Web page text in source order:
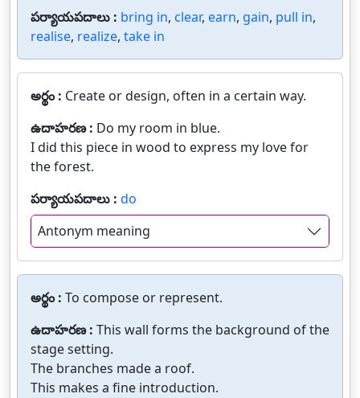
పర్యాయపదాలు : bring in, clear, earn, gain, pull in,
realise, realize, take in
అర్థం : Create or design, often in a certain way.
ఉదాహరణ : Do my room in blue.
I did this piece in wood to express my love for
the forest.
పర్యాయపదాలు : do
Antonym meaning
అర్థం : To compose or represent.
ఉదాహరణ : This wall forms the background of the
stage setting.
The branches made a roof.
This makes a fine introduction.